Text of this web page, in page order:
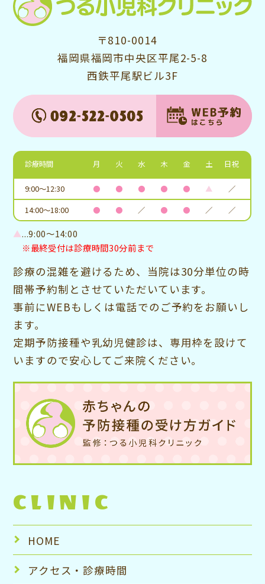
〒810-0014
福岡県福岡市中央区平尾2-5-8
西鉄平尾駅ビル3F
診療時間 月 火 水 木 金 土 日祝
9:00～12:30 ● ● ● ● ● ▲
／
14:00～18:00
● ● ／ ● ● ／ ／
▲...9:00～14:00
※最終受付は診療時間30分前まで
診療の混雑を避けるため、当院は30分単位の時
間帯予約制とさせていただいています。
事前にWEBもしくは電話でのご予約をお願いし
ます。
定期予防接種や乳幼児健診は、専用枠を設けて
いますので安心してご来院ください。
CLINIC
HOME
アクセス・診療時間